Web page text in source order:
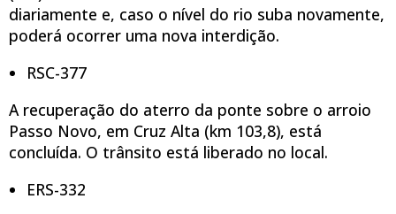
diariamente e, caso o nível do rio suba novamente,
poderá ocorrer uma nova interdição.
RSC-377
A recuperação do aterro da ponte sobre o arroio
Passo Novo, em Cruz Alta (km 103,8), está
concluída. O trânsito está liberado no local.
ERS-332